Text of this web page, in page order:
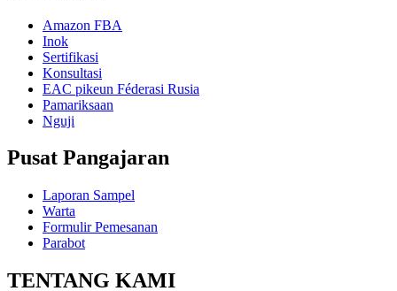
Amazon FBA
Inok
Sertifikasi
Konsultasi
EAC pikeun Féderasi Rusia
Pamariksaan
Nguji
Pusat Pangajaran
Laporan Sampel
Warta
Formulir Pemesanan
Parabot
TENTANG KAMI